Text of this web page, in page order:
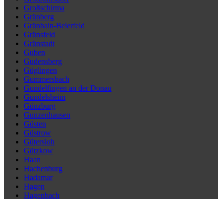
Großschirma
Grünberg
Grünhain-Beierfeld
Grünsfeld
Grünstadt
Guben
Gudensberg
Güglingen
Gummersbach
Gundelfingen an der Donau
Gundelsheim
Günzburg
Gunzenhausen
Güsten
Güstrow
Gütersloh
Gützkow
Haan
Hachenburg
Hadamar
Hagen
Hagenbach